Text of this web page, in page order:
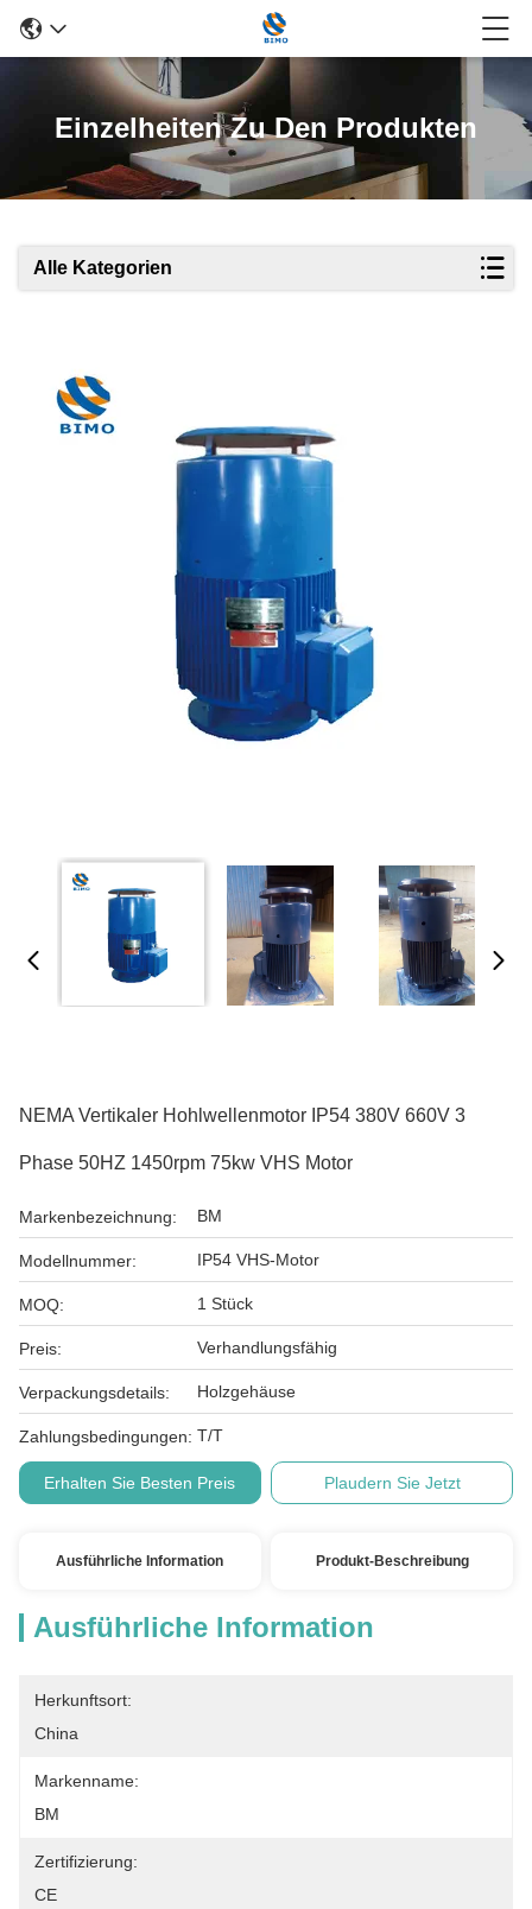
Einzelheiten Zu Den Produkten
Alle Kategorien
NEMA Vertikaler Hohlwellenmotor IP54 380V 660V 3
Phase 50HZ 1450rpm 75kw VHS Motor
Markenbezeichnung: BM
Modellnummer: IP54 VHS-Motor
MOQ: 1 Stück
Preis: Verhandlungsfähig
Verpackungsdetails: Holzgehäuse
Zahlungsbedingungen: T/T
Erhalten Sie Besten Preis Plaudern Sie Jetzt
Ausführliche Information Produkt-Beschreibung
Ausführliche Information
Herkunftsort:
China
Markenname:
BM
Zertifizierung:
CE